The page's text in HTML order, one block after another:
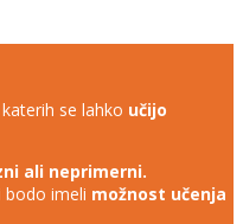
se lahko učijo
ali neprimerni.
bodo imeli možnost učenja